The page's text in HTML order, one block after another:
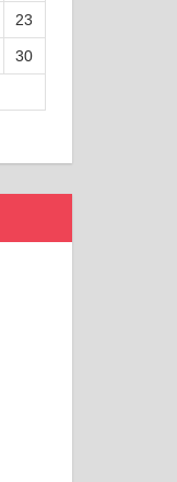
23
30